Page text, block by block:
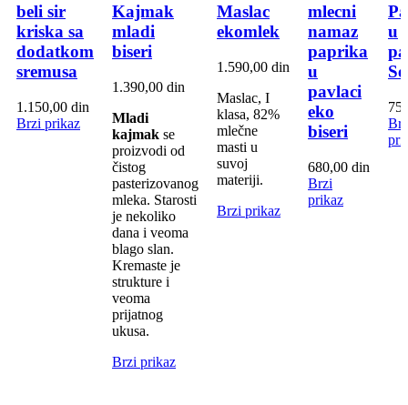
beli sir
kriska sa
dodatkom
sremusa
1.150,00 din
Brzi prikaz
Kajmak
mladi
biseri
1.390,00 din
Mladi
kajmak se
proizvodi od
čistog
pasterizovanog
mleka. Starosti
je nekoliko
dana i veoma
blago slan.
Kremaste je
strukture i
veoma
prijatnog
ukusa.
Brzi prikaz
Maslac
ekomlek
1.590,00 din
Maslac, I
klasa, 82%
mlečne
masti u
suvoj
materiji.
Brzi prikaz
mlecni
namaz
paprika
u
pavlaci
eko
biseri
680,00 din
Brzi
prikaz
u